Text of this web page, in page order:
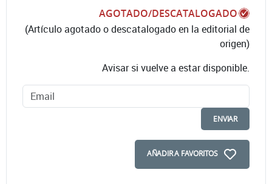
AGOTADO/DESCATALOGADO
(Artículo agotado o descatalogado en la editorial de
origen)
Avisar si vuelve a estar disponible.
ENVIAR
AÑADIR A FAVORITOS